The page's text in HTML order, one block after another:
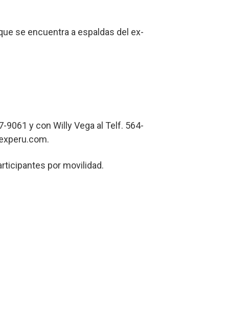
se encuentra a espaldas del ex-
9061 y con Willy Vega al Telf. 564-
por movilidad.